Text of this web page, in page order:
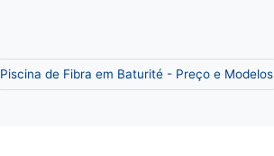
Piscina de Fibra em Baturité - Preço e Modelos